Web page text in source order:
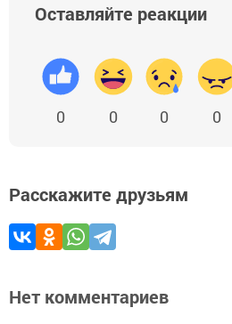
Оставляйте реакции
0 0 0 0
Расскажите друзьям
Нет комментариев